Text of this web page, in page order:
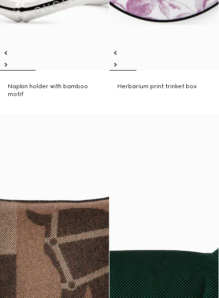
Napkin holder with bamboo
motif
Herbarium print trinket box